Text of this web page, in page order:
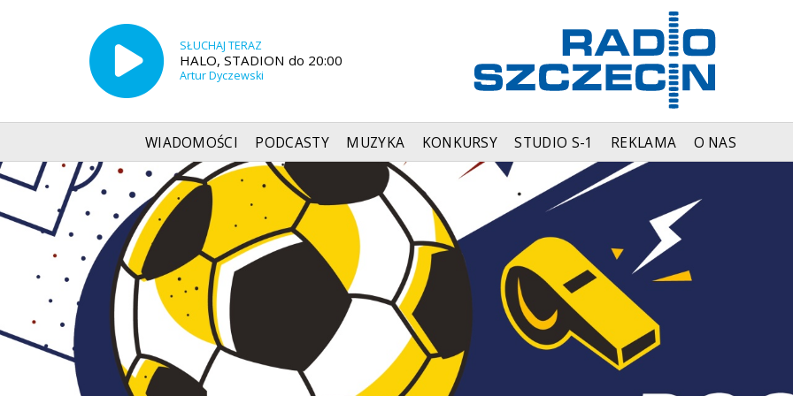
SŁUCHAJ TERAZ
HALO, STADION do 20:00
Artur Dyczewski
WIADOMOŚCI PODCASTY MUZYKA KONKURSY STUDIO S-1 REKLAMA O NAS